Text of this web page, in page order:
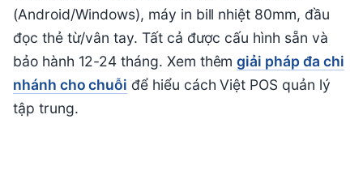
(Android/Windows), máy in bill nhiệt 80mm, đầu
đọc thẻ từ/vân tay. Tất cả được cấu hình sẵn và
bảo hành 12-24 tháng. Xem thêmgiải pháp đa chi
nhánh cho chuỗi để hiểu cách Việt POS quản lý
tập trung.